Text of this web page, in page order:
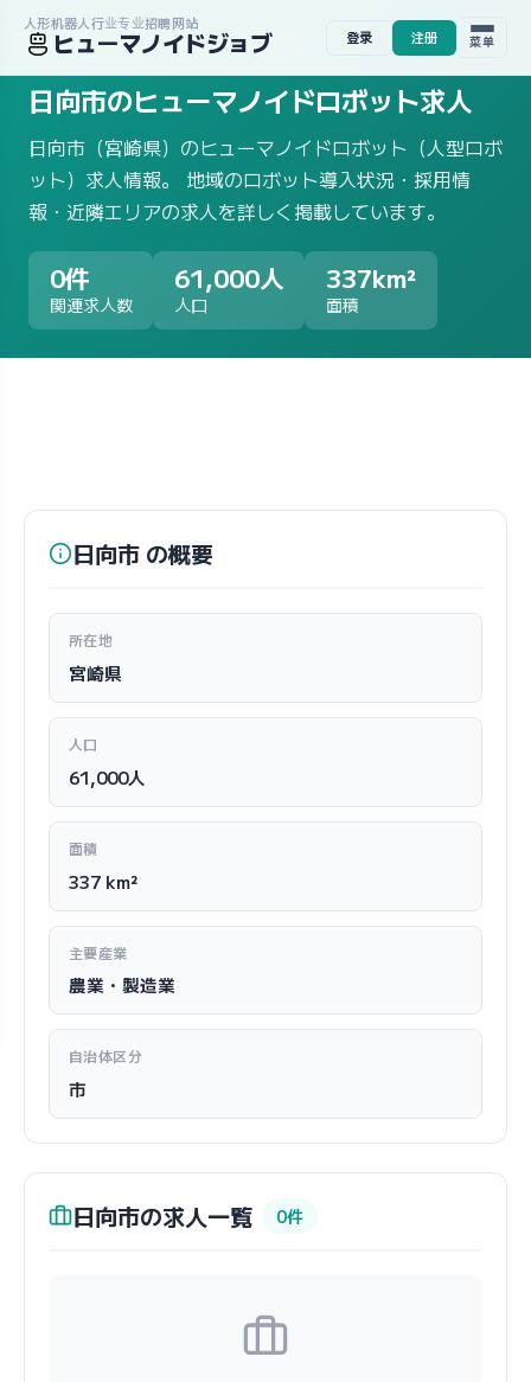
人形机器人行业专业招聘网站
ヒューマノイドジョブ 登录 注册 菜单
ホーム /求人一覧/地域から探す/ 宮崎県 日向市
日向市のヒューマノイドロボット求人
日向市（宮崎県）のヒューマノイドロボット（人型ロボ
ット）求人情報。 地域のロボット導入状況・採用情
報・近隣エリアの求人を詳しく掲載しています。
0件
関連求人数
61,000人
人口
337km²
面積
日向市 の概要
所在地
宮崎県
人口
61,000人
面積
337 km²
主要産業
農業・製造業
自治体区分
市
日向市の求人一覧 0件